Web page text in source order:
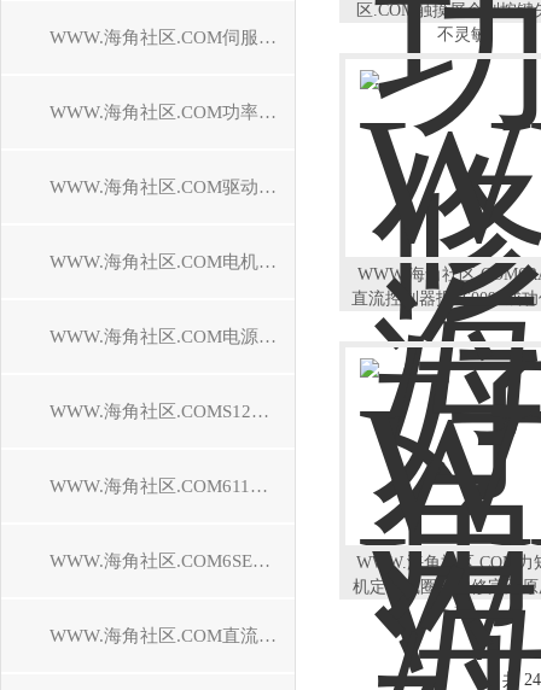
WWW.海角社区.COM伺服电机维修
WWW.海角社区.COM功率模块维修
WWW.海角社区.COM驱动模块维修
WWW.海角社区.COM电机模块维修
WWW.海角社区.COM电源模块维修
WWW.海角社区.COMS120驱动器维修
WWW.海角社区.COM611驱动器维修
WWW.海角社区.COM6SE70驱动器维修
WWW.海角社区.COM直流调速装置维修
区.COM触摸屏个别按键
不灵敏
WWW.海角社区
直流控制器报F60094成
WWW.海角社区.COM力
机定子线圈接地修完跟
样
共